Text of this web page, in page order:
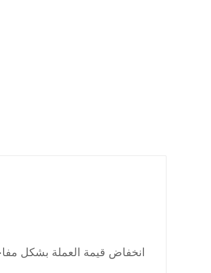
انخفاض قيمة العملة بشكل